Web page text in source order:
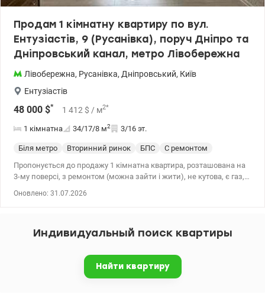
Продам 1 кімнатну квартиру по вул.
Ентузіастів, 9 (Русанівка), поруч Дніпро та
Дніпровський канал, метро Лівобережна
Лівобережна, Русанівка, Дніпровський, Київ
Ентузіастів
48 000 $* 1 412 $ / м2*
1 кімнатна 34/17/8 м2 3/16 эт.
Біля метро Вторинний ринок БПС
С ремонтом
Пропонується до продажу 1 кімнатна квартира, розташована на
3-му поверсі, з ремонтом (можна зайти і жити), не кутова, є газ,
всього 7-10 хвилин на громадському транспорті, зупинка
затишні кав'ярні, аптеки, школи, дитячі садки та майданчики,
ринок. Неподалік зони для відпочинку на мальовничому
Дніпровському каналі. Чудова набережна Дніпра всього за 5-7
Оновлено: 31.07.2026
Индивидуальный поиск квартиры
Найти квартиру